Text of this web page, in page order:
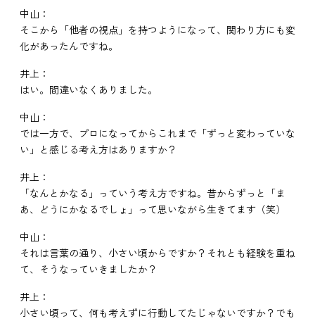
中山：
そこから「他者の視点」を持つようになって、関わり方にも変
化があったんですね。
井上：
はい。間違いなくありました。
中山：
では一方で、プロになってからこれまで「ずっと変わっていな
い」と感じる考え方はありますか？
井上：
「なんとかなる」っていう考え方ですね。昔からずっと「ま
あ、どうにかなるでしょ」って思いながら生きてます（笑）
中山：
それは言葉の通り、小さい頃からですか？それとも経験を重ね
て、そうなっていきましたか？
井上：
小さい頃って、何も考えずに行動してたじゃないですか？でも